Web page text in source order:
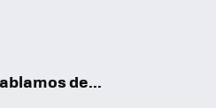
de...